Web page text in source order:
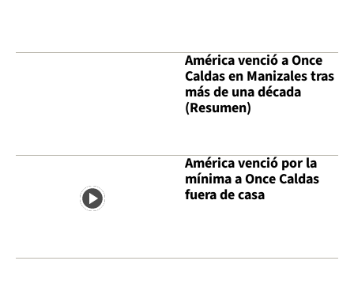
América venció a Once
Caldas en Manizales tras
más de una década
(Resumen)
América venció por la
mínima a Once Caldas
fuera de casa